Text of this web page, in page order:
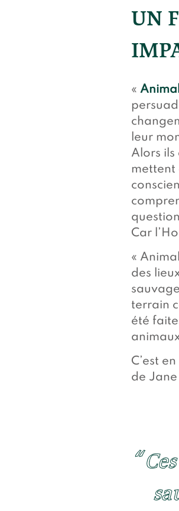
UN
«
leur
Alors
mettent
Car
«
des
terrain
été
C’est
de